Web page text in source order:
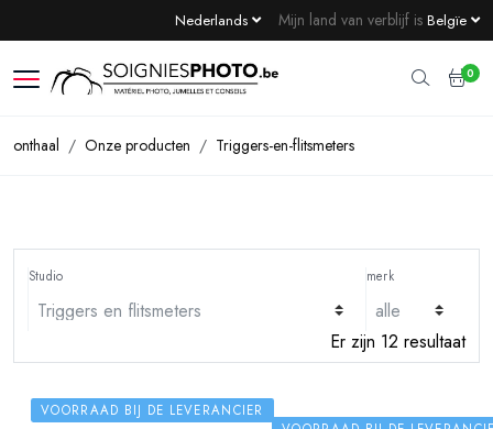
Mijn land van verblijf is Belgïe
Nederlands
0
onthaal Onze producten Triggers-en-flitsmeters
Studio merk
Er zijn 12 resultaat
VOORRAAD BIJ DE LEVERANCIER